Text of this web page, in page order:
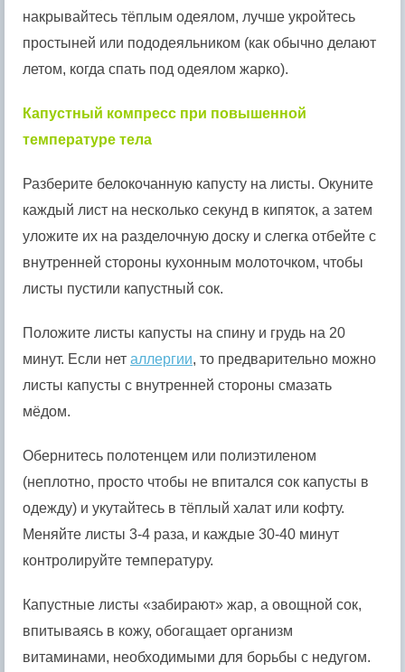
накрывайтесь тёплым одеялом, лучше укройтесь
простыней или пододеяльником (как обычно делают
летом, когда спать под одеялом жарко).
Капустный компресс при повышенной
температуре тела
Разберите белокочанную капусту на листы. Окуните
каждый лист на несколько секунд в кипяток, а затем
уложите их на разделочную доску и слегка отбейте с
внутренней стороны кухонным молоточком, чтобы
листы пустили капустный сок.
Положите листы капусты на спину и грудь на 20
минут. Если нет аллергии, то предварительно можно
листы капусты с внутренней стороны смазать
мёдом.
Обернитесь полотенцем или полиэтиленом
(неплотно, просто чтобы не впитался сок капусты в
одежду) и укутайтесь в тёплый халат или кофту.
Меняйте листы 3-4 раза, и каждые 30-40 минут
контролируйте температуру.
Капустные листы «забирают» жар, а овощной сок,
впитываясь в кожу, обогащает организм
витаминами, необходимыми для борьбы с недугом.